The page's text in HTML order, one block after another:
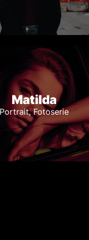
Matilda
Portrait, Fotoserie